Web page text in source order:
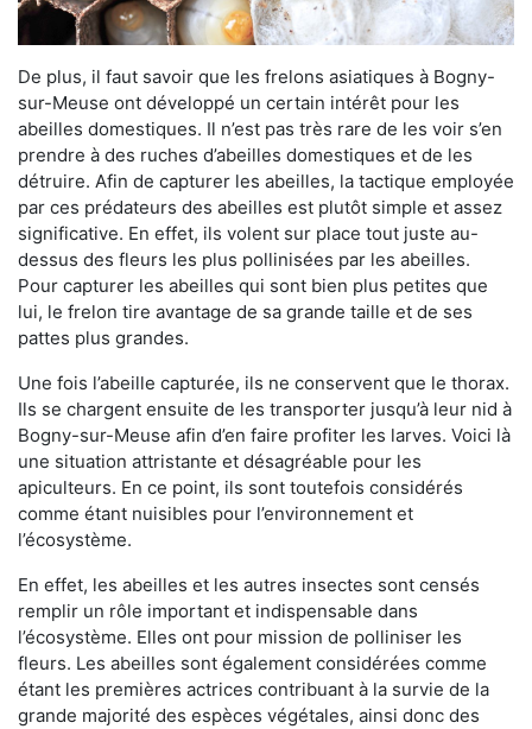
De plus, il faut savoir que les frelons asiatiques à Bogny-
sur-Meuse ont développé un certain intérêt pour les
abeilles domestiques. Il n’est pas très rare de les voir s’en
prendre à des ruches d’abeilles domestiques et de les
détruire. Afin de capturer les abeilles, la tactique employée
par ces prédateurs des abeilles est plutôt simple et assez
significative. En effet, ils volent sur place tout juste au-
dessus des fleurs les plus pollinisées par les abeilles.
Pour capturer les abeilles qui sont bien plus petites que
lui, le frelon tire avantage de sa grande taille et de ses
pattes plus grandes.
Une fois l’abeille capturée, ils ne conservent que le thorax.
Ils se chargent ensuite de les transporter jusqu’à leur nid à
Bogny-sur-Meuse afin d’en faire profiter les larves. Voici là
une situation attristante et désagréable pour les
apiculteurs. En ce point, ils sont toutefois considérés
comme étant nuisibles pour l’environnement et
l’écosystème.
En effet, les abeilles et les autres insectes sont censés
remplir un rôle important et indispensable dans
l’écosystème. Elles ont pour mission de polliniser les
fleurs. Les abeilles sont également considérées comme
étant les premières actrices contribuant à la survie de la
grande majorité des espèces végétales, ainsi donc des